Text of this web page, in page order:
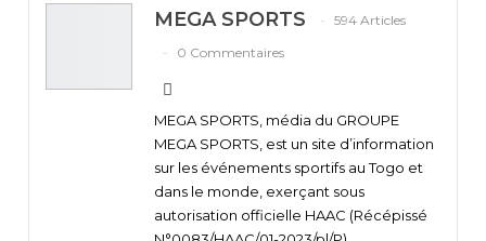
MEGA SPORTS
594 Articles
0 Commentaires
MEGA SPORTS, média du GROUPE
MEGA SPORTS, est un site d’information
sur les événements sportifs au Togo et
dans le monde, exerçant sous
autorisation officielle HAAC (Récépissé